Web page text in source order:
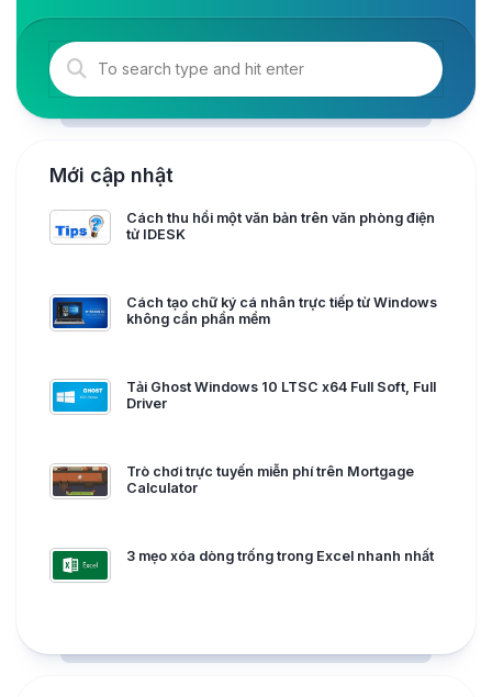
Mới cập nhật
Cách thu hồi một văn bản trên văn phòng điện
tử IDESK
Cách tạo chữ ký cá nhân trực tiếp từ Windows
không cần phần mềm
Tải Ghost Windows 10 LTSC x64 Full Soft, Full
Driver
Trò chơi trực tuyến miễn phí trên Mortgage
Calculator
3 mẹo xóa dòng trống trong Excel nhanh nhất